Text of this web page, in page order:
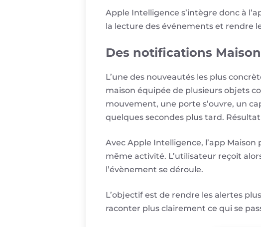
Apple Intelligence s’intègre donc à
la lecture des événements et rendre
Des notifications
L’une des nouveautés les plus
maison équipée de plusieurs objets
mouvement, une porte s’ouvre, un
quelques secondes plus tard.
Avec Apple Intelligence, l’app
même activité. L’utilisateur reçoit
l’évènement se déroule.
L’objectif est de rendre les alertes
raconter plus clairement ce qui se